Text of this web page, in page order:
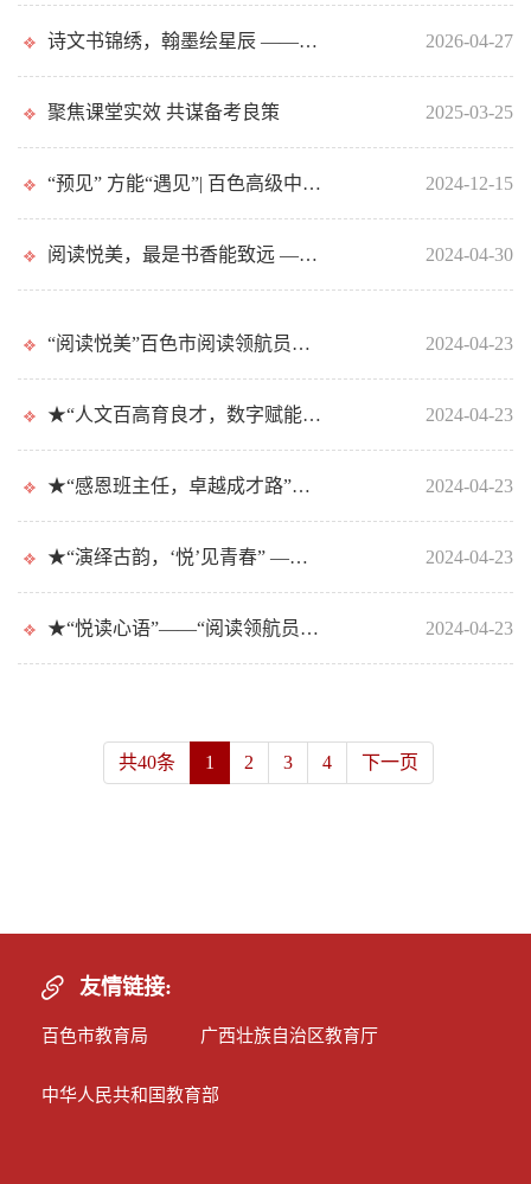
诗文书锦绣，翰墨绘星辰 ——百色高级中学开展2026年校园读书季阶段成果... 2026-04-27
聚焦课堂实效 共谋备考良策 2025-03-25
“预见” 方能“遇见”| 百色高级中学2024级高一年级学科指导及学习经... 2024-12-15
阅读悦美，最是书香能致远 ——百色高级中学2024年校园读书季之百色市“... 2024-04-30
“阅读悦美”百色市阅读领航员读书分享会 化学大咖之李比希 2024-04-23
★“人文百高育良才，数字赋能新阅读” ——数字作品展评活动 2024-04-23
★“感恩班主任，卓越成才路”——班主任节主题征文比赛暨展览活动 2024-04-23
★“演绎古韵，‘悦’见青春” ——中华经典诗文展演活动 2024-04-23
★“悦读心语”——“阅读领航员”读书分享会 2024-04-23
共40条 1 2 3 4 下一页
友情链接:
百色市教育局 广西壮族自治区教育厅
中华人民共和国教育部